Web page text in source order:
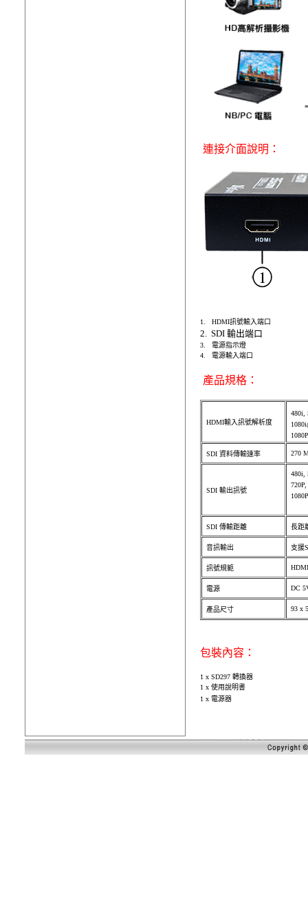
連接介面說明：
1. HDMI訊號輸入端口
2. SDI 輸出端口
3. 電源指示燈
4. 電源輸入端口
產品規格：
HDMI輸入訊號解析度
480i,
SDI 資料傳輸速率 270
SDI 輸出訊號
480i,
SDI 傳輸距離 長距
音訊輸出 支援
訊號規範
電源 DC
產品尺寸 93 x
包裝內容：
1 x SD297 轉換器
1 x 使用說明書
1 x 電源器